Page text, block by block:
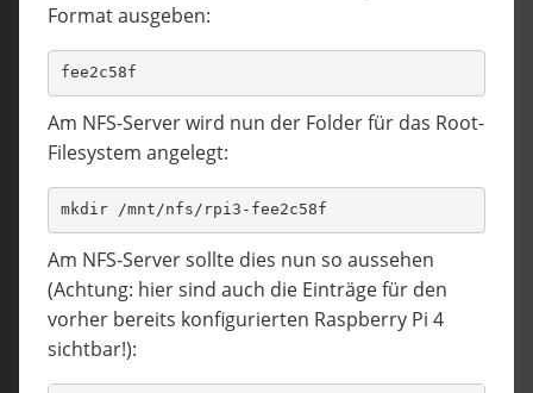
Format ausgeben:
fee2c58f
Am NFS-Server wird nun der Folder für das Root-
Filesystem angelegt:
mkdir /mnt/nfs/rpi3-fee2c58f
Am NFS-Server sollte dies nun so aussehen
(Achtung: hier sind auch die Einträge für den
vorher bereits konfigurierten Raspberry Pi 4
sichtbar!):